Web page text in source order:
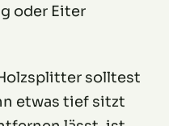
oder Eiter
solltest
etwas tief sitzt